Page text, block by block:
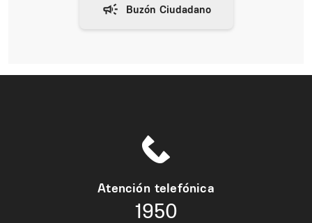
Atención telefónica
1950